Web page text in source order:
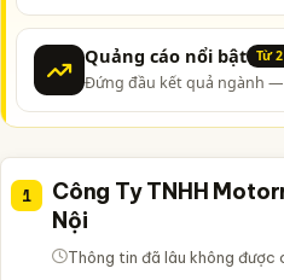
Quảng cáo nổi bật Từ
Đứng đầu kết quả ngành
1
Công Ty TNHH
Nội
Thông tin đã lâu không được